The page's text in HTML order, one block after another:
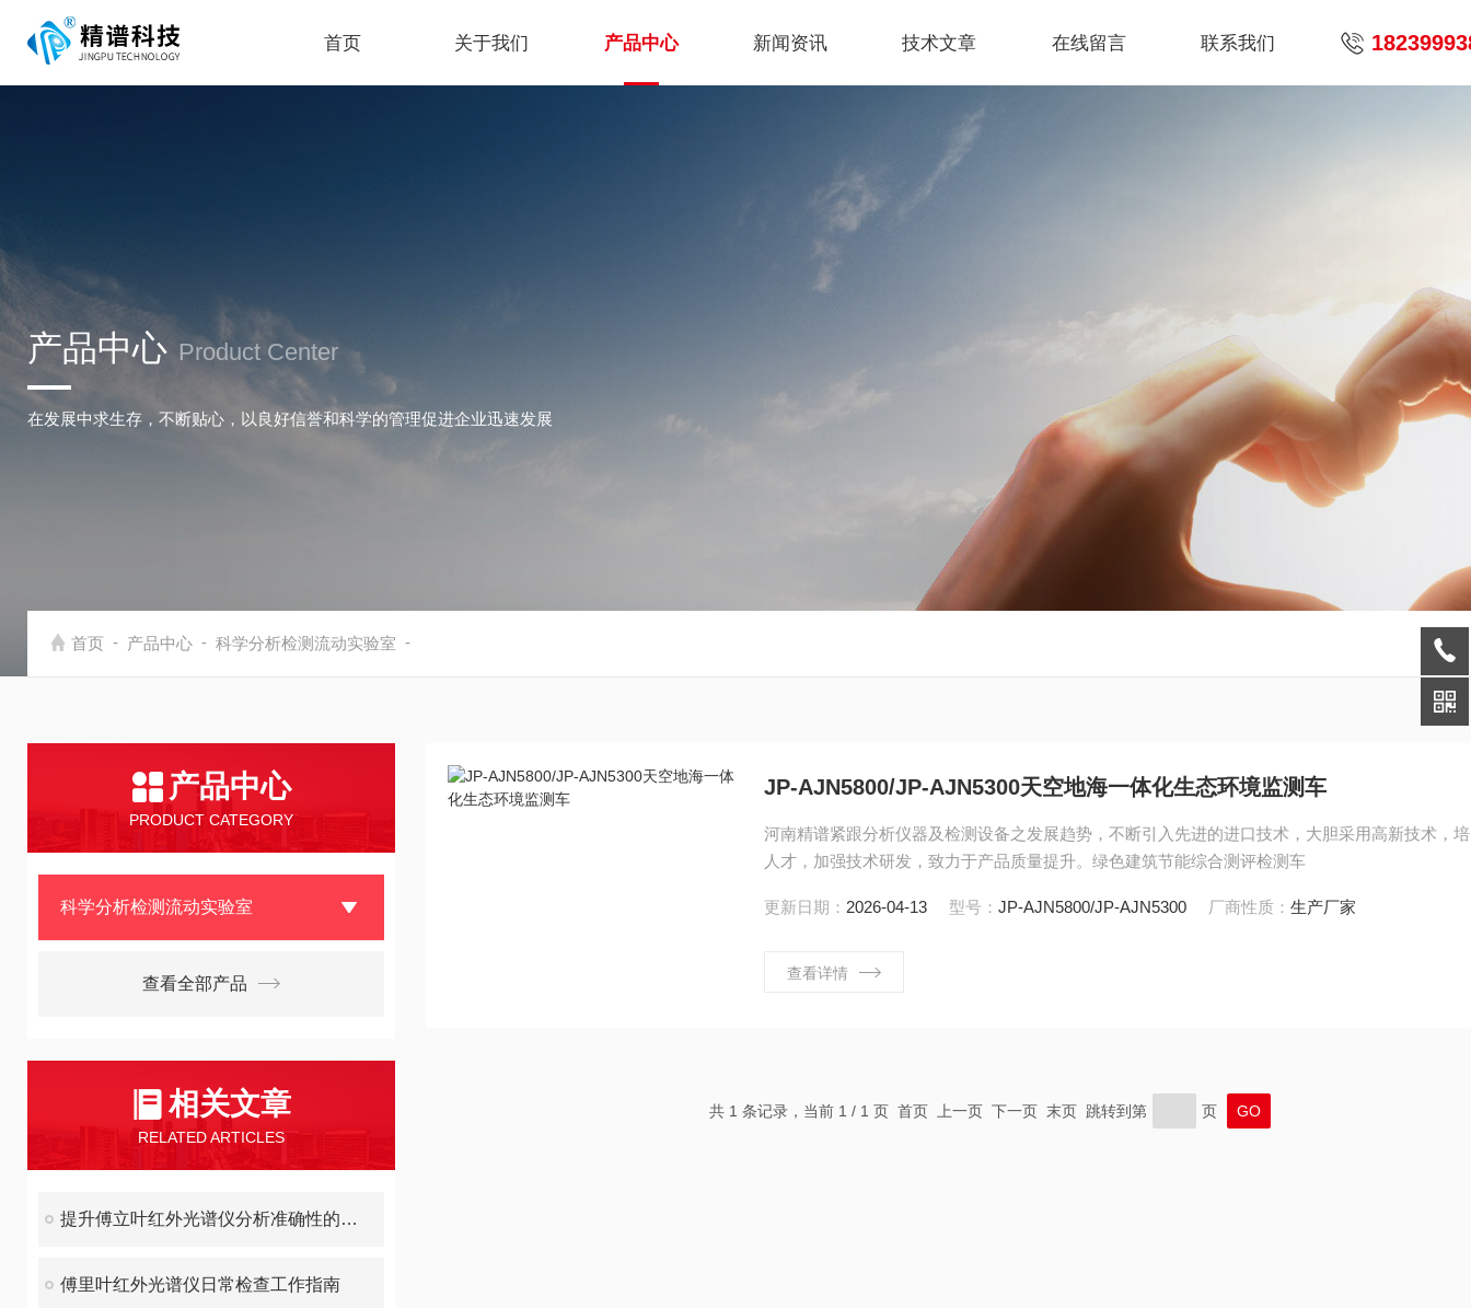
首页 关于我们 产品中心 新闻资讯 技术文章 在线留言 联系我们
产品中心 Product Center
在发展中求生存，不断贴心，以良好信誉和科学的管理促进企业迅速发展
首页 - 产品中心 - 科学分析检测流动实验室 -
产品中心
PRODUCT CATEGORY
科学分析检测流动实验室
查看全部产品
相关文章
RELATED ARTICLES
提升傅立叶红外光谱仪分析准确性的方法
傅里叶红外光谱仪日常检查工作指南
JP-AJN5800/JP-AJN5300天空地海一体化生态环境监测车
河南精谱紧跟分析仪器及检测设备之发展趋势，不断引入先进的进口技术，大胆采用高新技术，
人才，加强技术研发，致力于产品质量提升。绿色建筑节能综合测评检测车
更新日期： 2026-04-13 型号： JP-AJN5800/JP-AJN5300 厂商性质： 生产厂家
查看详情
共 1 条记录，当前 1 / 1 页 首页 上一页 下一页 末页 跳转到第 页